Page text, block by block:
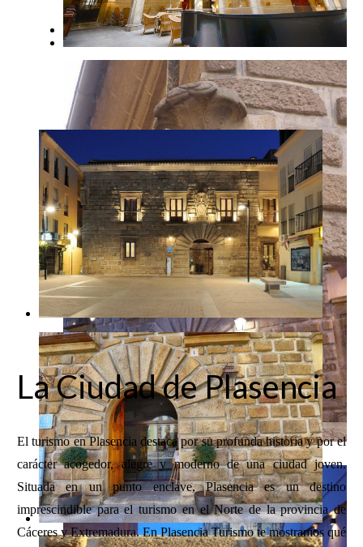
La Ciudad de Plasencia
El turismo en Plasencia destaca por su profunda historia y por el
carácter acogedor, alegre y moderno de una ciudad joven.
Situada en un punto enclave, Plasencia es un destino
imprescindible para el turismo en el Norte de la provincia de
Cáceres y Extremadura. En Plasencia Turismo te mostramos qué